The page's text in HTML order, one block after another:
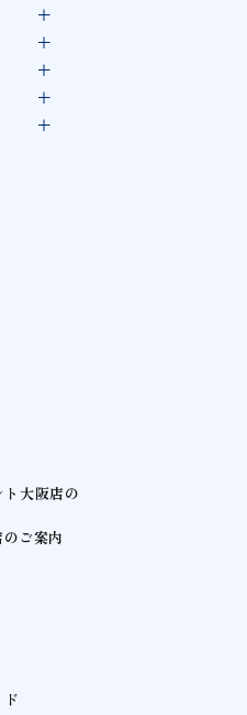
大阪店の
ご案内